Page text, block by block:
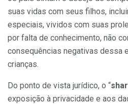
suas vidas com seus filhos,
especiais, vividos com suas
por falta de conhecimento, não
consequências negativas dessa
crianças.
Do ponto de vista jurídico, o “
exposição à privacidade e aos